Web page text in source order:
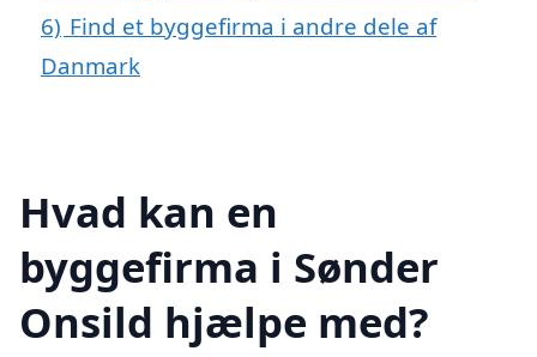
6) Find et byggefirma i andre dele af
Danmark
Hvad kan en
byggefirma i Sønder
Onsild hjælpe med?